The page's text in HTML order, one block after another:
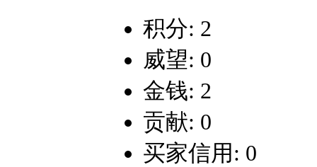
积分: 2
威望: 0
金钱: 2
贡献: 0
买家信用: 0